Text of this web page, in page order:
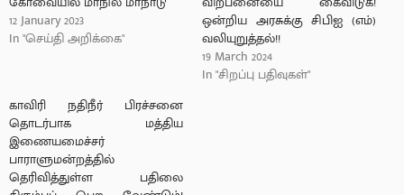
12 January 2023
In "செய்தி அறிக்கை"
ஒன்றிய அரசுக்கு சிபிஐ (எம்)
வலியுறுத்தல்!!
19 March 2024
In "சிறப்பு பதிவுகள்"
காவிரி நதிநீர் பிரச்சனை
தொடர்பாக மத்திய
இணையமைச்சர்
பாராளுமன்றத்தில்
தெரிவித்துள்ள பதிலை